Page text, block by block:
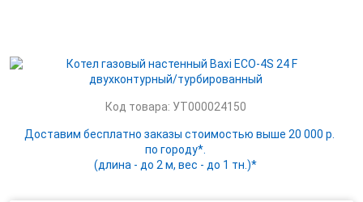
Код товара: УТ000024150
Доставим бесплатно заказы стоимостью выше 20 000 р.
по городу*.
(длина - до 2 м, вес - до 1 тн.)*